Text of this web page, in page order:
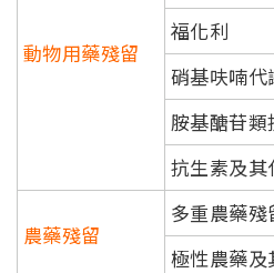
動物用藥殘留
福化利
硝基呋喃代
胺基醣苷類
抗生素及其
農藥殘留
多重農藥殘
極性農藥及